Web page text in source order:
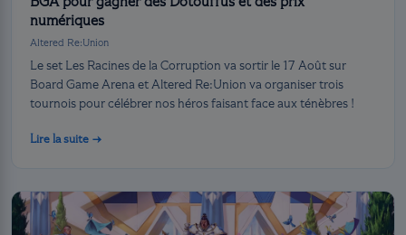
numériques
Altered Re:Union
Le set Les Racines de la Corruption va sortir le 17 Août sur
Board Game Arena et Altered Re:Union va organiser trois
tournois pour célébrer nos héros faisant face aux ténèbres !
Lire la suite →